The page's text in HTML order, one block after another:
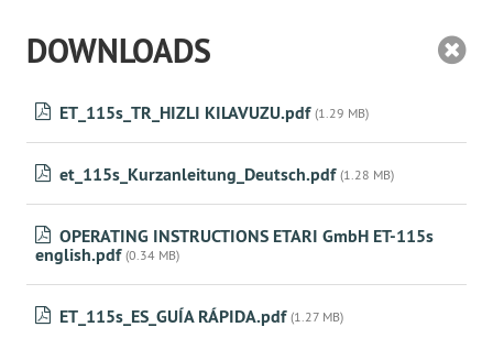
DOWNLOADS
ET_115s_TR_HIZLI KILAVUZU.pdf (1.29 MB)
et_115s_Kurzanleitung_Deutsch.pdf (1.28 MB)
OPERATING INSTRUCTIONS ETARI GmbH ET-115s
english.pdf (0.34 MB)
ET_115s_ES_GUÍA RÁPIDA.pdf (1.27 MB)